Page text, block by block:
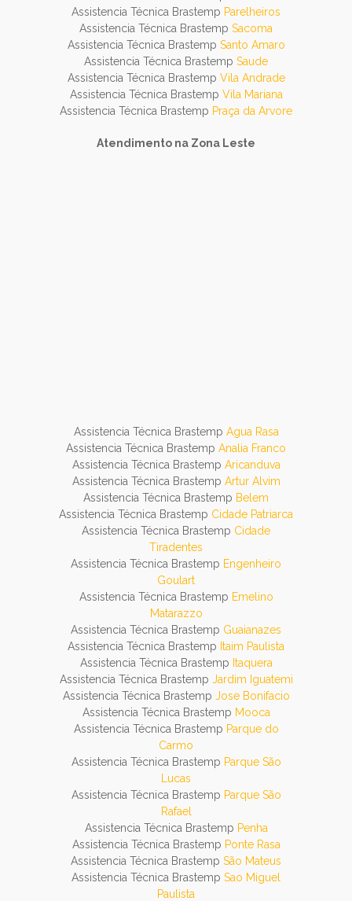
Assistencia Técnica Brastemp Parelheiros
Assistencia Técnica Brastemp Sacoma
Assistencia Técnica Brastemp Santo Amaro
Assistencia Técnica Brastemp Saude
Assistencia Técnica Brastemp Vila Andrade
Assistencia Técnica Brastemp Vila Mariana
Assistencia Técnica Brastemp Praça da Arvore
Atendimento na Zona Leste
Assistencia Técnica Brastemp Agua Rasa
Assistencia Técnica Brastemp Analia Franco
Assistencia Técnica Brastemp Aricanduva
Assistencia Técnica Brastemp Artur Alvim
Assistencia Técnica Brastemp Belem
Assistencia Técnica Brastemp Cidade Patriarca
Assistencia Técnica Brastemp Cidade
Tiradentes
Assistencia Técnica Brastemp Engenheiro
Goulart
Assistencia Técnica Brastemp Emelino
Matarazzo
Assistencia Técnica Brastemp Guaianazes
Assistencia Técnica Brastemp Itaim Paulista
Assistencia Técnica Brastemp Itaquera
Assistencia Técnica Brastemp Jardim Iguatemi
Assistencia Técnica Brastemp Jose Bonifacio
Assistencia Técnica Brastemp Mooca
Assistencia Técnica Brastemp Parque do
Carmo
Assistencia Técnica Brastemp Parque São
Lucas
Assistencia Técnica Brastemp Parque São
Rafael
Assistencia Técnica Brastemp Penha
Assistencia Técnica Brastemp Ponte Rasa
Assistencia Técnica Brastemp São Mateus
Assistencia Técnica Brastemp Sao Miguel
Paulista